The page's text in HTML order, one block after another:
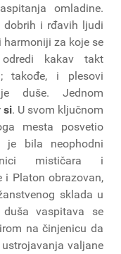
omladine.
dobrih i rđavih ljudi
za koje se
kakav takt
takođe, i plesovi
duše. Jednom
si. U svom ključnom
mesta posvetio
je bila neophodni
mističara i
i Platon obrazovan,
sklada u
vaspitava se
na činjenicu da
ustrojavanja valjane